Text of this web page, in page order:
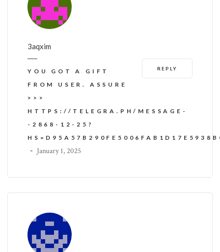
3aqxim
REPLY
YOU GOT A GIFT
FROM USER. ASSURE
>>>
HTTPS://TELEGRA.PH/MESSAGE-
-2868-12-25?
- January 1, 2025